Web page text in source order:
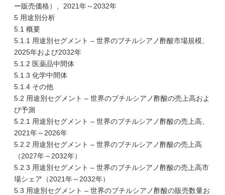
ー販売価格）、2021年～2032年
5 用途別分析
5.1 概要
5.1.1 用途別セグメント – 世界のブチルシアノ酢酸市場規模、
2025年および2032年
5.1.2 医薬品中間体
5.1.3 化学中間体
5.1.4 その他
5.2 用途別セグメント – 世界のブチルシアノ酢酸の売上高およ
び予測
5.2.1 用途別セグメント – 世界のブチルシアノ酢酸の売上高、
2021年～2026年
5.2.2 用途別セグメント – 世界のブチルシアノ酢酸の売上高
（2027年～2032年）
5.2.3 用途別セグメント – 世界のブチルシアノ酢酸の売上高市
場シェア（2021年～2032年）
5.3 用途別セグメント – 世界のブチルシアノ酢酸の販売数量お